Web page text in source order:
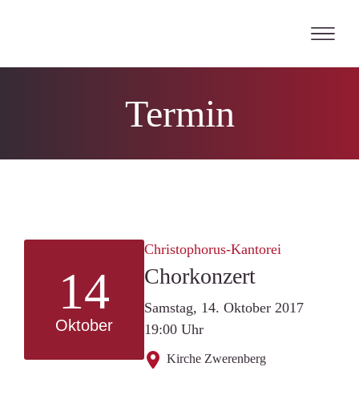
content
Termin
14
Oktober
Christophorus-Kantorei
Chorkonzert
Samstag, 14. Oktober 2017
19:00 Uhr
Kirche Zwerenberg